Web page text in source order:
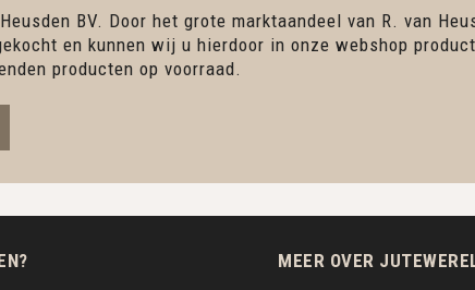
BV. Door het grote marktaandeel van R. van
en kunnen wij u hierdoor in onze webshop
producten op voorraad.
MEER OVER